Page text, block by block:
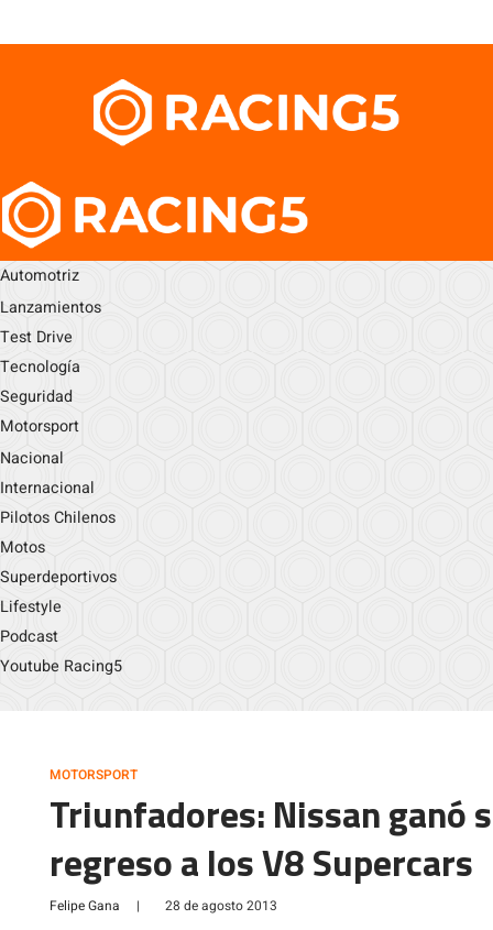
Automotriz
Lanzamientos
Test Drive
Tecnología
Seguridad
Motorsport
Nacional
Internacional
Pilotos Chilenos
Motos
Superdeportivos
Lifestyle
Podcast
Youtube Racing5
MOTORSPORT
Triunfadores: Nissan ganó
regreso a los V8 Supercars
Felipe Gana | 28 de agosto 2013